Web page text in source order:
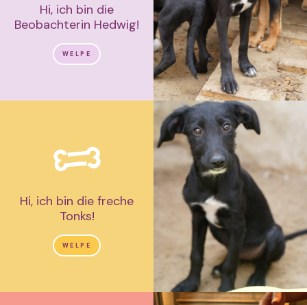
Hi, ich bin die
Beobachterin Hedwig!
WELPE
Hi, ich bin die freche
Tonks!
WELPE